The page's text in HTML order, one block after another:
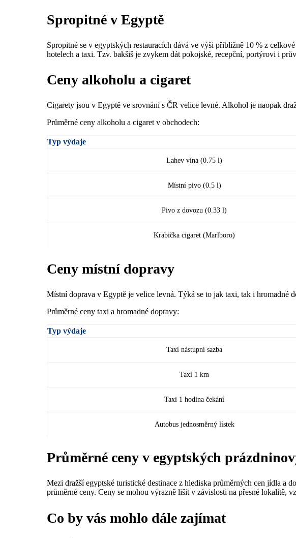
Spropitné v Egyptě
Spropitné se v egyptských restauracích dává ve výši přibližně 10 % z
hotelech a taxi. Tzv. bakšiš je zvykem dát pokojské, recepční, portýrovi i
Ceny alkoholu a cigaret
Cigarety jsou v Egyptě ve srovnání s ČR velice levné. Alkohol je naopak
Průměrné ceny alkoholu a cigaret v obchodech:
Typ výdaje
Lahev vína (0.75 l)
Místní pivo (0.5 l)
Pivo z dovozu (0.33 l)
Krabička cigaret (Marlboro)
Ceny místní dopravy
Místní doprava v Egyptě je velice levná. Týká se to jak taxi, tak i hromadné
Průměrné ceny taxi a hromadné dopravy:
Typ výdaje
Taxi nástupní sazba
Taxi 1 km
Taxi 1 hodina čekání
Autobus jednosměrný lístek
Průměrné ceny v egyptských
Mezi dražší egyptské turistické destinace z hlediska průměrných cen jídla a
průměrné ceny. Ceny se mohou výrazně lišit v závislosti na přesné lokalitě,
Co by vás mohlo dále zajímat